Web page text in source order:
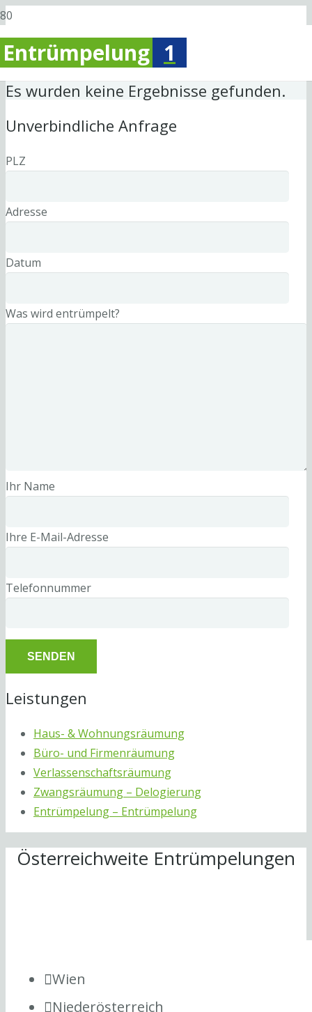
Entrümpelung 1
Es wurden keine Ergebnisse gefunden.
Unverbindliche Anfrage
PLZ
Adresse
Datum
Was wird entrümpelt?
Ihr Name
Ihre E-Mail-Adresse
Telefonnummer
Leistungen
Haus- & Wohnungsräumung
Büro- und Firmenräumung
Verlassenschaftsräumung
Zwangsräumung – Delogierung
Entrümpelung – Entrümpelung
Österreichweite Entrümpelungen
Wien
Niederösterreich